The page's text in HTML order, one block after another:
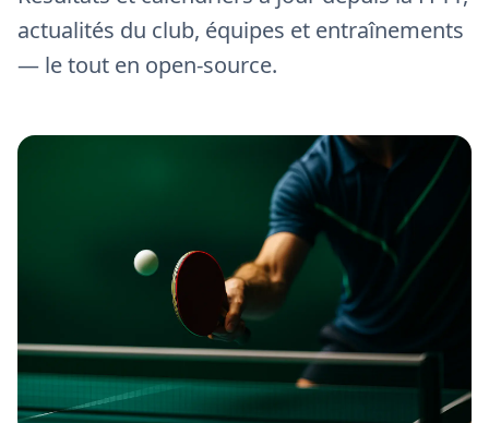
actualités du club, équipes et entraînements
— le tout en open-source.